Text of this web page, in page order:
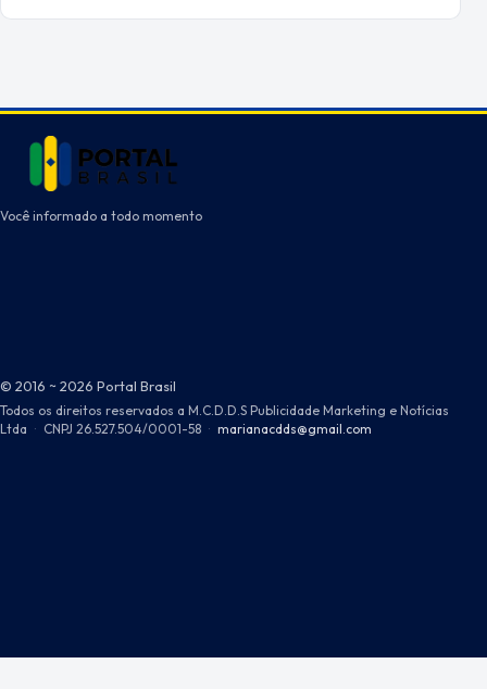
Você informado a todo momento
© 2016 ~ 2026 Portal Brasil
Todos os direitos reservados a M.C.D.D.S Publicidade Marketing e Notícias
Ltda · CNPJ 26.527.504/0001-58 · marianacdds@gmail.com